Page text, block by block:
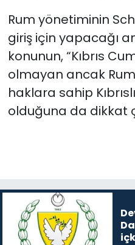
Rum yönetiminin
giriş için yapacağı
konunun, “Kıbrıs
olmayan ancak
haklara sahip
olduğuna da dikkat